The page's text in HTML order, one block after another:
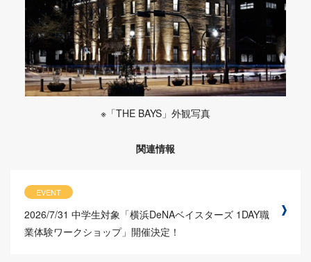
※「THE BAYS」外観写真
関連情報
EVENT
2026/7/31 中学生対象「横浜DeNAベイスターズ 1DAY職
業体験ワークショップ」開催決定！